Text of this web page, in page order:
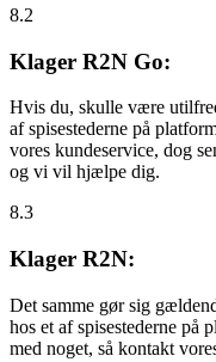
8.2
Klager R2N Go:
Hvis du, skulle være
af spisestederne på
vores kundeservice, dog
og vi vil hjælpe dig.
8.3
Klager R2N:
Det samme gør sig
hos et af spisestederne
med noget, så kontakt